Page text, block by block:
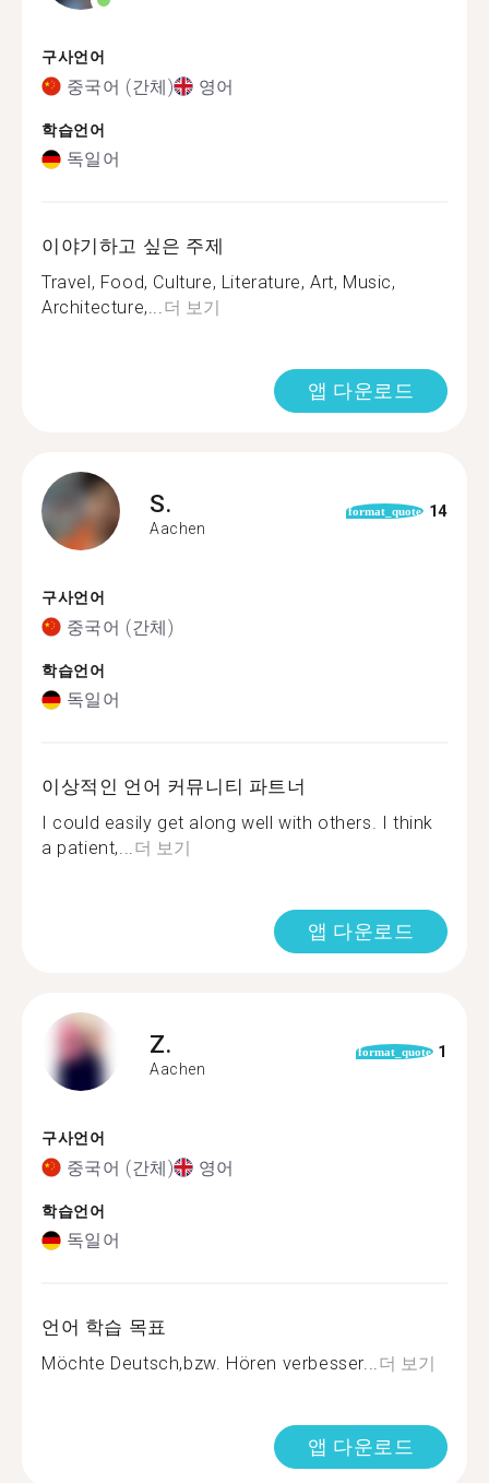
구사언어
중국어 (간체) 영어
학습언어
독일어
이야기하고 싶은 주제
Travel, Food, Culture, Literature, Art, Music,
Architecture,...더 보기
앱 다운로드
S.
Aachen
format_quote 14
구사언어
중국어 (간체)
학습언어
독일어
이상적인 언어 커뮤니티 파트너
I could easily get along well with others. I think
a patient,...더 보기
앱 다운로드
Z.
Aachen
format_quote 1
구사언어
중국어 (간체) 영어
학습언어
독일어
언어 학습 목표
Möchte Deutsch,bzw. Hören verbesser...더 보기
앱 다운로드